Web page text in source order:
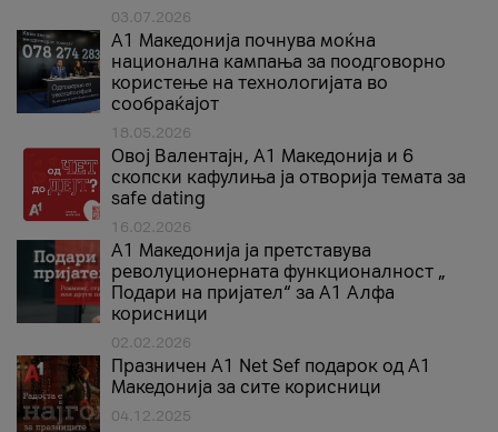
03.07.2026
A1 Македонија почнува моќна
национална кампања за поодговорно
користење на технологијата во
сообраќајот
18.05.2026
Овој Валентајн, A1 Македонија и 6
скопски кафулиња ја отворија темата за
safe dating
16.02.2026
А1 Македонија ја претставува
револуционерната функционалност „
Подари на пријател“ за А1 Алфа
корисници
02.02.2026
Празничен A1 Net Sеf подарок од А1
Македонија за сите корисници
04.12.2025